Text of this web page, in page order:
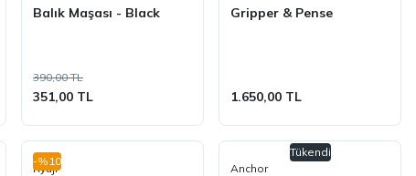
Balık Maşası - Black
390,00 TL
351,00 TL
Gripper & Pense
1.650,00 TL
-%10
Ryuji
Tükendi
Anchor